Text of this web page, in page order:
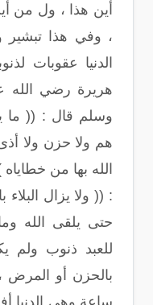
أين هذا ، ول من
، وفي هذا تبشير
الدنيا عقوبات
هريرة رضي الله
وسلم قال : (( ما
هم ولا حزن ولا
الله بها من
: (( ولا يزال
حتى يلقى الله
للعبد ذنوب ولم
بالحزن أو المرض